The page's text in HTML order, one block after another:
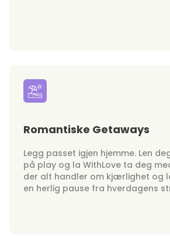
Romantiske Getaways
Legg passet igjen hjemme. Len
på play og la WithLove ta deg
der alt handler om kjærlighet og
en herlig pause fra hverdagens